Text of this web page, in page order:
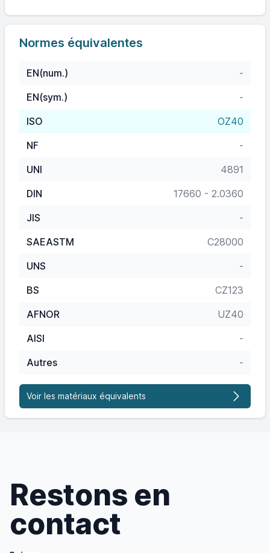
Normes équivalentes
EN(num.)
-
EN(sym.)
-
ISO
OZ40
NF
-
UNI
4891
DIN
17660 - 2.0360
JIS
-
SAEASTM
C28000
UNS
-
BS
CZ123
AFNOR
UZ40
AISI
-
Autres
-
Voir les matériaux équivalents
Restons en
contact